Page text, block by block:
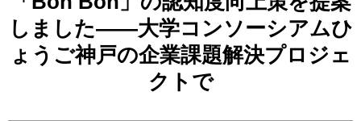
しました――大学コンソーシアムひ
ょうご神戸の企業課題解決プロジェ
クトで